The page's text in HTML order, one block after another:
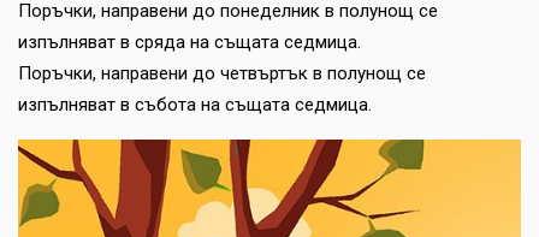
Поръчки, направени до понеделник в полунощ се
изпълняват в сряда на същата седмица.
Поръчки, направени до четвъртък в полунощ се
изпълняват в събота на същата седмица.